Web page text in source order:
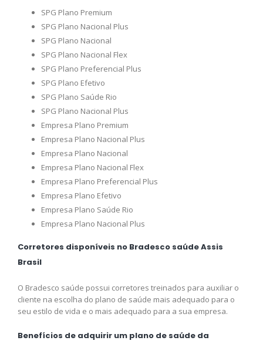
SPG Plano Premium
SPG Plano Nacional Plus
SPG Plano Nacional
SPG Plano Nacional Flex
SPG Plano Preferencial Plus
SPG Plano Efetivo
SPG Plano Saúde Rio
SPG Plano Nacional Plus
Empresa Plano Premium
Empresa Plano Nacional Plus
Empresa Plano Nacional
Empresa Plano Nacional Flex
Empresa Plano Preferencial Plus
Empresa Plano Efetivo
Empresa Plano Saúde Rio
Empresa Plano Nacional Plus
Corretores disponíveis no Bradesco saúde Assis
Brasil
O Bradesco saúde possui corretores treinados para auxiliar o
cliente na escolha do plano de saúde mais adequado para o
seu estilo de vida e o mais adequado para a sua empresa.
Benefícios de adquirir um plano de saúde da